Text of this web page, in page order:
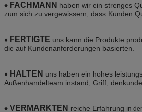
♦ FACHMANN haben wir ein strenges
zum sich zu vergewissern, dass Kunden
♦ FERTIGTE uns kann die Produkte
die auf Kundenanforderungen basierten.
♦ HALTEN uns haben ein hohes
Außenhandelteam instand, Griff,
♦ VERMARKTEN reiche Erfahrung in